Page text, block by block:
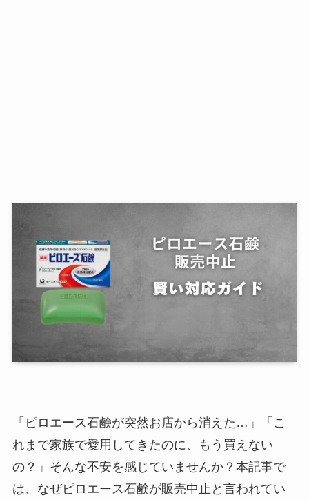
「ピロエース石鹸が突然お店から消えた…」「こ
れまで家族で愛用してきたのに、もう買えない
の？」そんな不安を感じていませんか？本記事で
は、なぜピロエース石鹸が販売中止と言われてい